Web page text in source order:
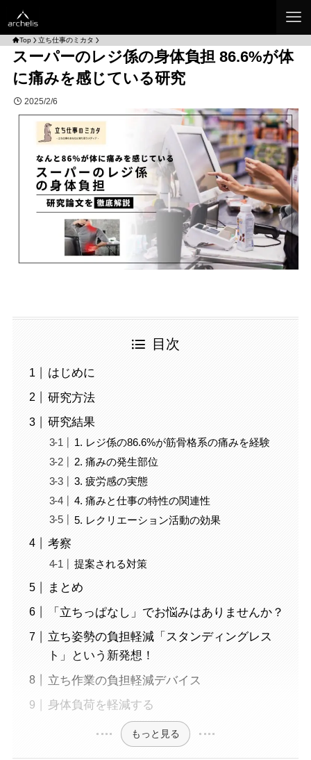
Top 立ち仕事のミカタ
スーパーのレジ係の身体負担 86.6%が体
に痛みを感じている研究
2025/2/6
目次
はじめに
研究方法
研究結果
1. レジ係の86.6%が筋骨格系の痛みを経験
2. 痛みの発生部位
3. 疲労感の実態
4. 痛みと仕事の特性の関連性
5. レクリエーション活動の効果
考察
提案される対策
まとめ
「立ちっぱなし」でお悩みはありませんか？
立ち姿勢の負担軽減「スタンディングレス
ト」という新発想！
立ち作業の負担軽減デバイス
身体負荷を軽減する
もっと見る